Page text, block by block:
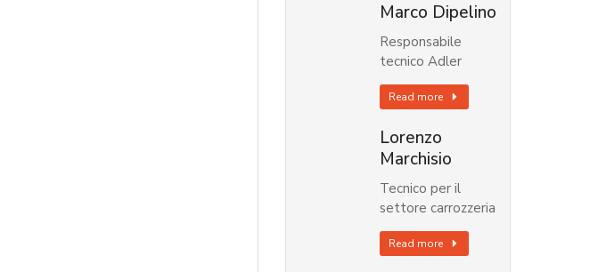
Marco Dipelino
Responsabile
tecnico Adler
Read more
Lorenzo
Marchisio
Tecnico per il
settore carrozzeria
Read more